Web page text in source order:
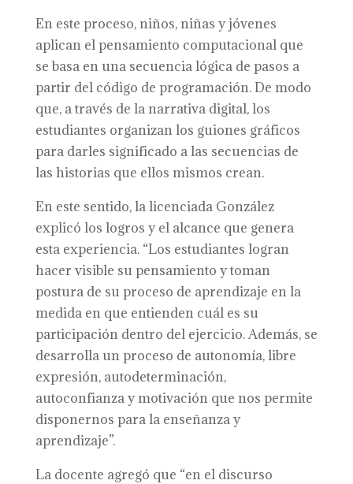
En este proceso, niños, niñas y jóvenes
aplican el pensamiento computacional que
se basa en una secuencia lógica de pasos a
partir del código de programación. De modo
que, a través de la narrativa digital, los
estudiantes organizan los guiones gráficos
para darles significado a las secuencias de
las historias que ellos mismos crean.
En este sentido, la licenciada González
explicó los logros y el alcance que genera
esta experiencia. “Los estudiantes logran
hacer visible su pensamiento y toman
postura de su proceso de aprendizaje en la
medida en que entienden cuál es su
participación dentro del ejercicio. Además, se
desarrolla un proceso de autonomía, libre
expresión, autodeterminación,
autoconfianza y motivación que nos permite
disponernos para la enseñanza y
aprendizaje”.
La docente agregó que “en el discurso